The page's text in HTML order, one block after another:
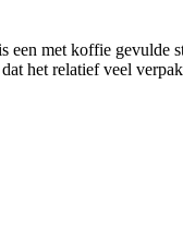
met koffie gevulde
het relatief veel